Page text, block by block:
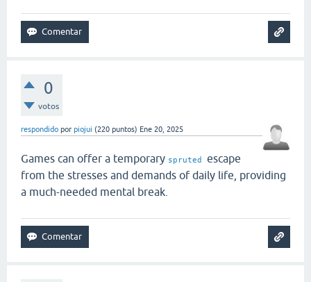
0
votos
respondido por piojui (220 puntos) Ene 20, 2025
Games can offer a temporary spruted
escape
from the stresses and demands of daily life, providing
a much-needed mental break.